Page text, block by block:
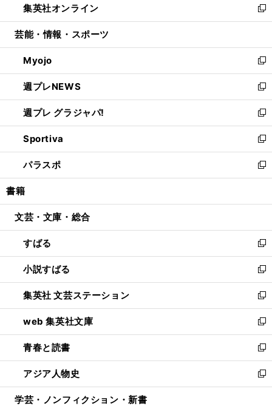
く
で
開
ド
ウ
開
く
ィ
ン
ウ
で
開
く
い
ウ
ン
ド
ウ
で
開
く
集英社オンライン
新
し
ウ
ィ
ン
ド
ウ
で
開
く
芸能・情報・スポーツ
Myojo
新
し
い
ウ
ィ
ン
ド
ウ
で
開
週プレNEWS
新
し
い
ウ
ィ
ン
ド
ウ
開
週プレ グラジャパ!
新
し
い
ウ
ィ
ン
ウ
開
く
Sportiva
新
し
い
ウ
ン
ウ
で
開
く
パラスポ
新
し
ウ
ン
ド
ウ
で
開
く
書籍
文芸・文庫・総合
すばる
新
し
い
ウ
ィ
ン
ド
ウ
で
開
く
小説すばる
新
し
い
ウ
ィ
ン
ド
ウ
で
開
集英社 文芸ステーション
新
し
い
ウ
ィ
ン
ド
ウ
web 集英社文庫
新
し
い
ウ
ィ
ン
青春と読書
新
し
い
ウ
アジア人物史
新
し
学芸・ノンフィクション・新書